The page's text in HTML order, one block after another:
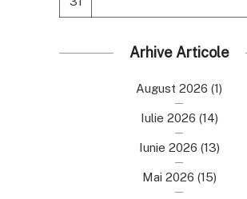
Arhive Articole
August 2026 (1)
Iulie 2026 (14)
Iunie 2026 (13)
Mai 2026 (15)